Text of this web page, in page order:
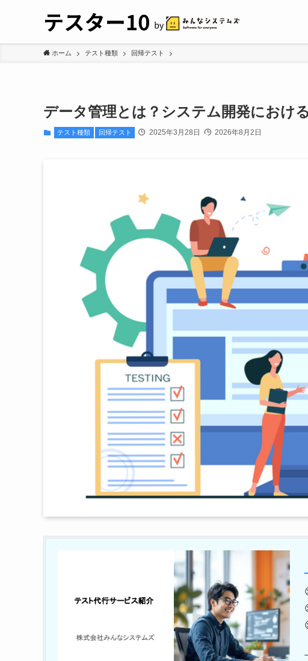
ホーム テスト種類 回帰テスト
データ管理とは？システム開発におけ
テスト種類 回帰テスト 2025年3月28日 2026年8月2日